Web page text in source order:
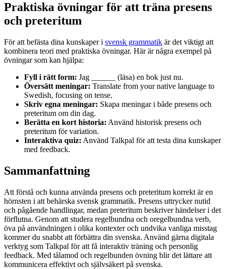
Praktiska övningar för att träna presens
och preteritum
För att befästa dina kunskaper i svensk grammatik är det viktigt att
kombinera teori med praktiska övningar. Här är några exempel på
övningar som kan hjälpa:
Fyll i rätt form: Jag ______ (läsa) en bok just nu.
Översätt meningar: Translate from your native language to
Swedish, focusing on tense.
Skriv egna meningar: Skapa meningar i både presens och
preteritum om din dag.
Berätta en kort historia: Använd historisk presens och
preteritum för variation.
Interaktiva quiz: Använd Talkpal för att testa dina kunskaper
med feedback.
Sammanfattning
Att förstå och kunna använda presens och preteritum korrekt är en
hörnsten i att behärska svensk grammatik. Presens uttrycker nutid
och pågående handlingar, medan preteritum beskriver händelser i det
förflutna. Genom att studera regelbundna och oregelbundna verb,
öva på användningen i olika kontexter och undvika vanliga misstag
kommer du snabbt att förbättra din svenska. Använd gärna digitala
verktyg som Talkpal för att få interaktiv träning och personlig
feedback. Med tålamod och regelbunden övning blir det lättare att
kommunicera effektivt och självsäkert på svenska.